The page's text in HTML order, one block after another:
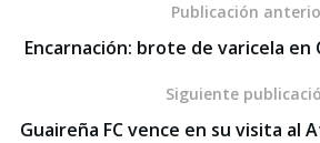
Publicación
Encarnación: brote de varicela en
Siguiente
Guaireña FC vence en su visita al